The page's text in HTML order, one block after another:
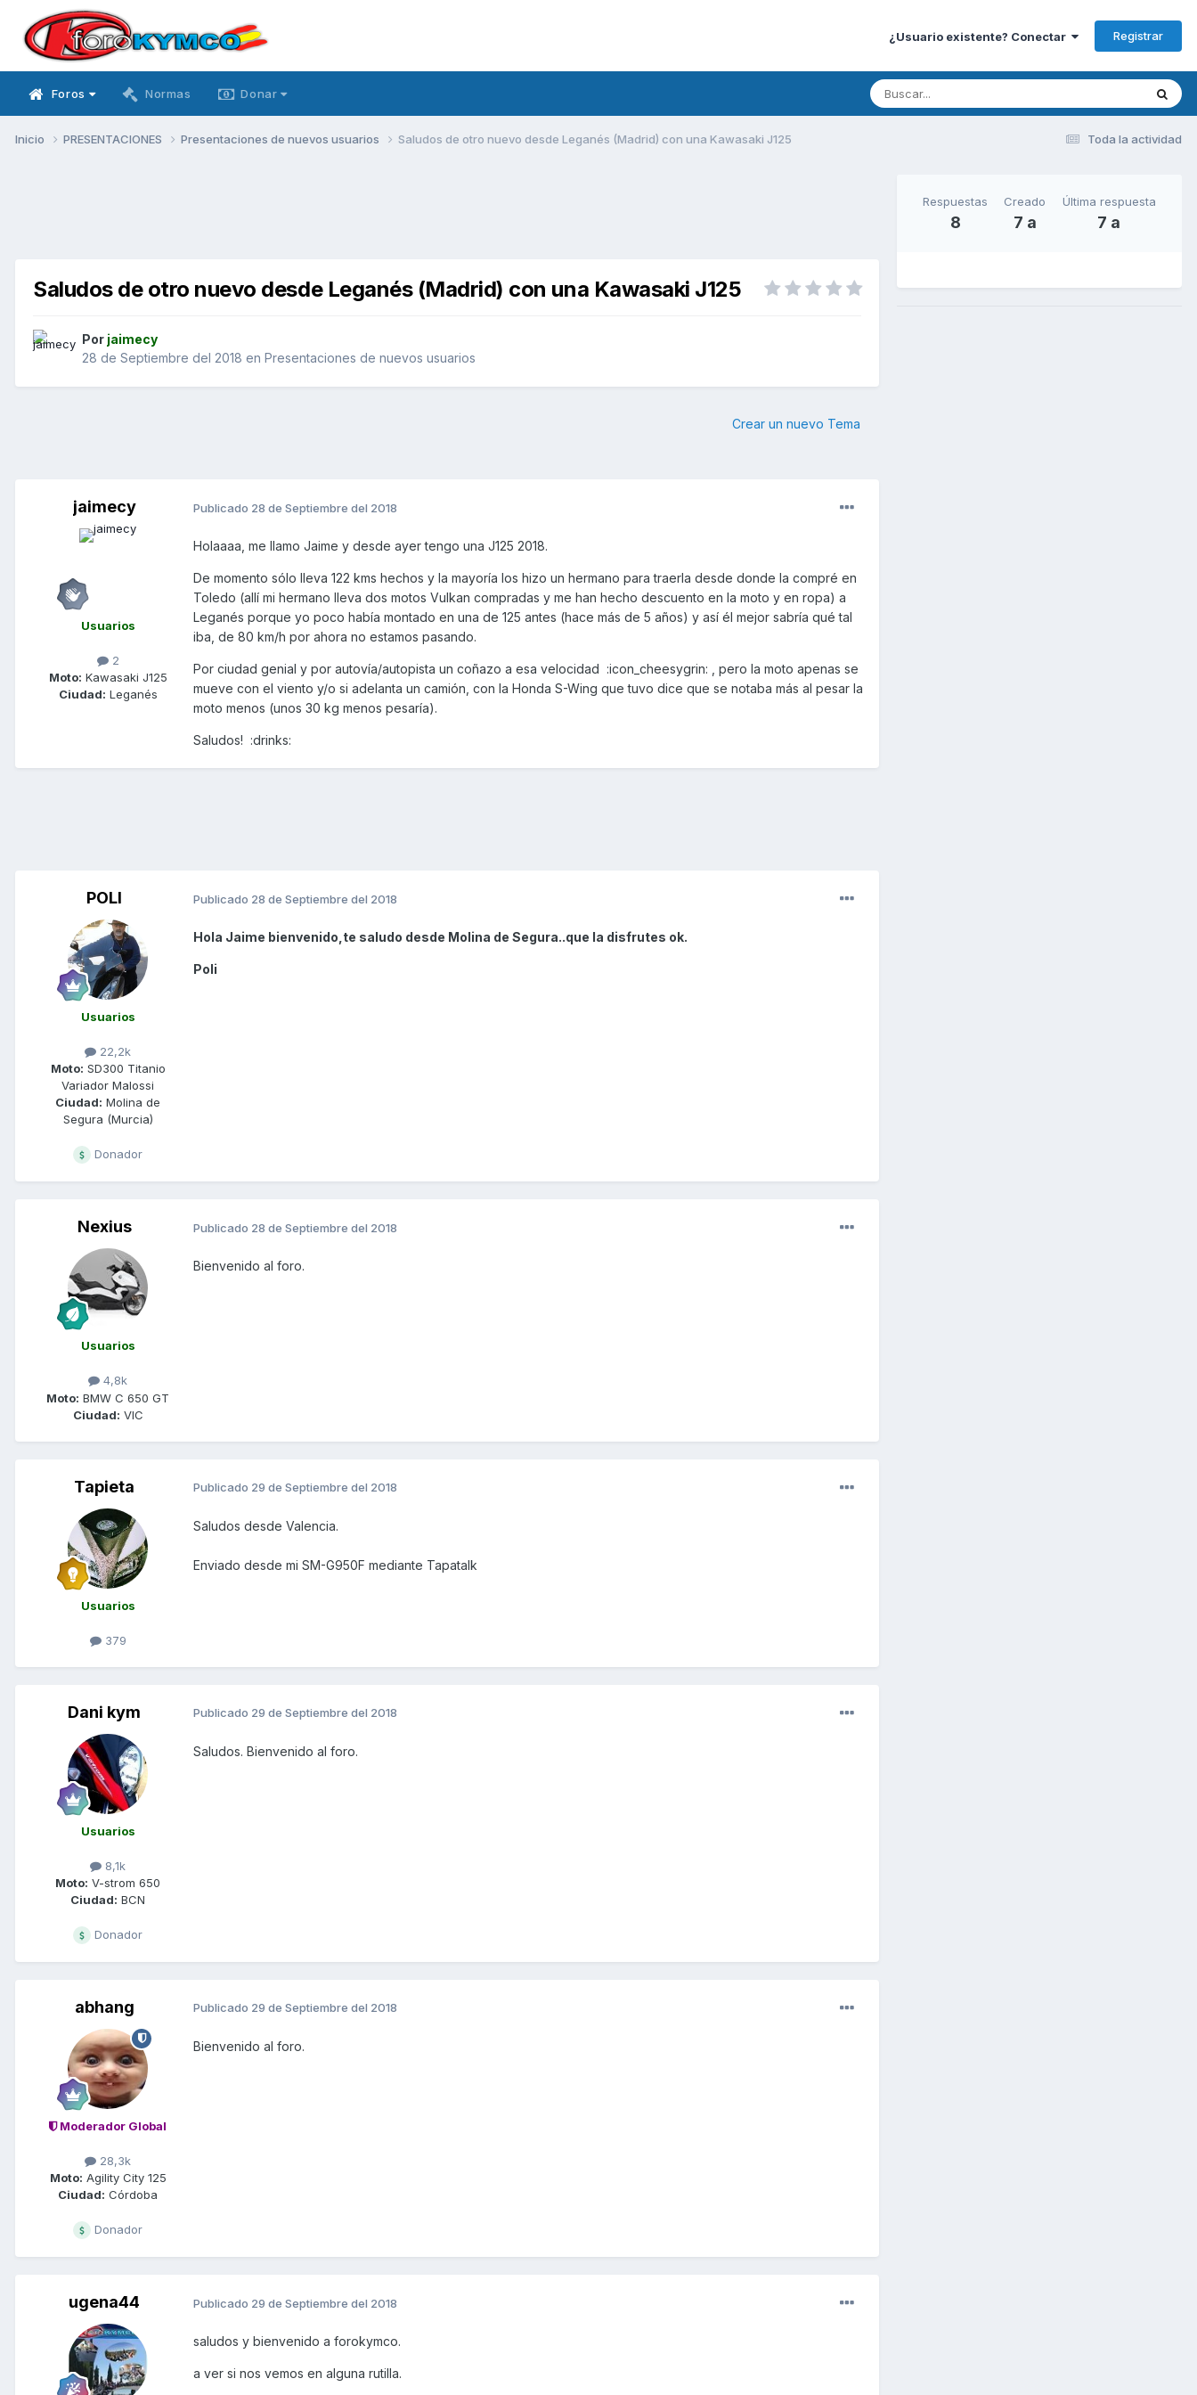
¿Usuario existente? Conectar Registrar
Foros Normas Donar
Toda la actividad
Inicio PRESENTACIONES Presentaciones de nuevos usuarios Saludos de otro nuevo desde Leganés (Madrid) con una Kawasaki J125
Saludos de otro nuevo desde Leganés (Madrid) con una Kawasaki J125
Por jaimecy
28 de Septiembre del 2018 en Presentaciones de nuevos usuarios
Crear un nuevo Tema
jaimecy
Usuarios
2
Moto: Kawasaki J125
Ciudad: Leganés
Publicado 28 de Septiembre del 2018
Holaaaa, me llamo Jaime y desde ayer tengo una J125 2018.
De momento sólo lleva 122 kms hechos y la mayoría los hizo un hermano para traerla desde donde la compré en
Toledo (allí mi hermano lleva dos motos Vulkan compradas y me han hecho descuento en la moto y en ropa) a
Leganés porque yo poco había montado en una de 125 antes (hace más de 5 años) y así él mejor sabría qué tal
iba, de 80 km/h por ahora no estamos pasando.
Por ciudad genial y por autovía/autopista un coñazo a esa velocidad :icon_cheesygrin: , pero la moto apenas se
mueve con el viento y/o si adelanta un camión, con la Honda S-Wing que tuvo dice que se notaba más al pesar la
moto menos (unos 30 kg menos pesaría).
Saludos! :drinks:
POLI
Usuarios
22,2k
Moto: SD300 Titanio
Variador Malossi
Ciudad: Molina de
Segura (Murcia)
Donador
Publicado 28 de Septiembre del 2018
Hola Jaime bienvenido,te saludo desde Molina de Segura..que la disfrutes ok.
Poli
Nexius
Usuarios
4,8k
Moto: BMW C 650 GT
Ciudad: VIC
Publicado 28 de Septiembre del 2018
Bienvenido al foro.
Tapieta
Usuarios
379
Publicado 29 de Septiembre del 2018
Saludos desde Valencia.
Enviado desde mi SM-G950F mediante Tapatalk
Dani kym
Usuarios
8,1k
Moto: V-strom 650
Ciudad: BCN
Donador
Publicado 29 de Septiembre del 2018
Saludos. Bienvenido al foro.
abhang
Moderador Global
28,3k
Moto: Agility City 125
Ciudad: Córdoba
Donador
Publicado 29 de Septiembre del 2018
Bienvenido al foro.
ugena44 Publicado 29 de Septiembre del 2018
saludos y bienvenido a forokymco.
a ver si nos vemos en alguna rutilla.
Respuestas
8
Creado
7 a
Última respuesta
7 a